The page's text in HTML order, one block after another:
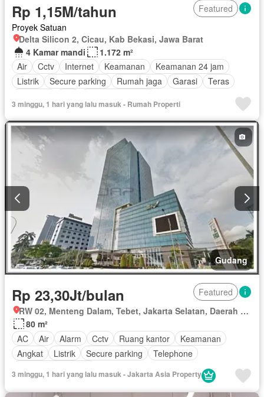
Rp 1,15M/tahun
Featured
Proyek Satuan
Delta Silicon 2, Cicau, Kab Bekasi, Jawa Barat
4 Kamar mandi
1.172 m²
Air
Cctv Internet Keamanan
Keamanan 24 jam
Listrik
Secure parking Rumah jaga Garasi
Teras
3 minggu, 1 hari yang lalu masuk - Rumah Properti
Gudang
Rp 23,30Jt/bulan
Featured
RW 02, Menteng Dalam, Tebet, Jakarta Selatan, Daerah Khusus Ibukota Jakarta
80 m²
AC
Air Alarm Cctv Ruang kantor
Keamanan
Angkat
Listrik Secure parking
Telephone
3 minggu, 1 hari yang lalu masuk - Jakarta Asia Property